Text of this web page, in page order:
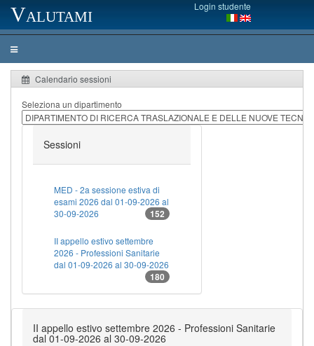
Valutami Login studente
Calendario sessioni
Seleziona un dipartimento
Sessioni
MED - 2a sessione estiva di
esami 2026 dal 01-09-2026 al
30-09-2026
152
II appello estivo settembre
2026 - Professioni Sanitarie
dal 01-09-2026 al 30-09-2026
180
II appello estivo settembre 2026 - Professioni Sanitarie
dal 01-09-2026 al 30-09-2026